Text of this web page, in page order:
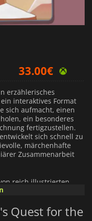
33.00€
39.99€
erzählerisches
interaktives Format
sich aufmacht, einen
ein besonderes
fertigzustellen.
sich schnell zu
märchenhafte
Zusammenarbeit
reich illustrierten
visuellen Stil der
vom Outback
darauf ausgelegt,
Quest for the